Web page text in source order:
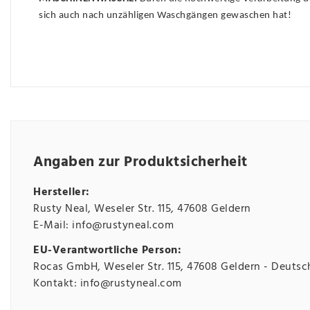
sich auch nach unzähligen Waschgängen gewaschen hat!
Angaben zur Produktsicherheit
Hersteller:
Rusty Neal Weseler Str.115 47608 Geldern
E-Mail: info@rustyneal.com
EU-Verantwortliche Person:
Rocas GmbH Weseler Str.115 47608 Geldern
Kontakt: info@rustyneal.com